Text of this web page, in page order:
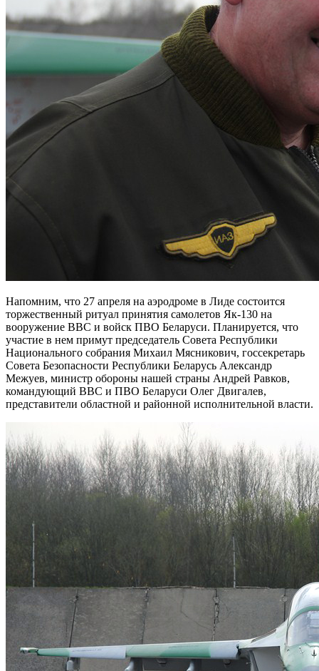
Напомним, что 27 апреля на аэродроме в Лиде состоится
торжественный ритуал принятия самолетов Як-130 на
вооружение ВВС и войск ПВО Беларуси. Планируется, что
участие в нем примут председатель Совета Республики
Национального собрания Михаил Мясникович, госсекретарь
Совета Безопасности Республики Беларусь Александр
Межуев, министр обороны нашей страны Андрей Равков,
командующий ВВС и ПВО Беларуси Олег Двигалев,
представители областной и районной исполнительной власти.